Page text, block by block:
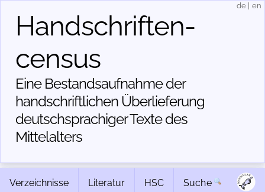
Handschriften­
census
Eine Bestandsaufnahme der
handschriftlichen Über­lieferung
deutschsprachiger Texte des
Mittelalters
de en
Verzeichnisse Literatur HSC Suche